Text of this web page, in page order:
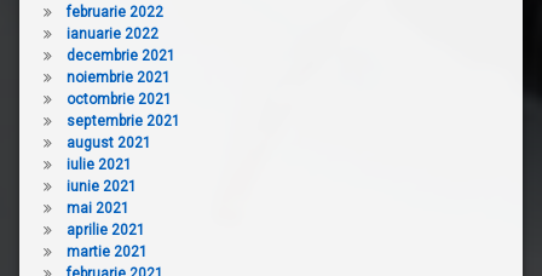
februarie 2022
ianuarie 2022
decembrie 2021
noiembrie 2021
octombrie 2021
septembrie 2021
august 2021
iulie 2021
iunie 2021
mai 2021
aprilie 2021
martie 2021